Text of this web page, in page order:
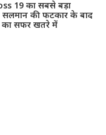
19 का सबसे बड़ा
की फटकार के बाद
सफर खतरे में